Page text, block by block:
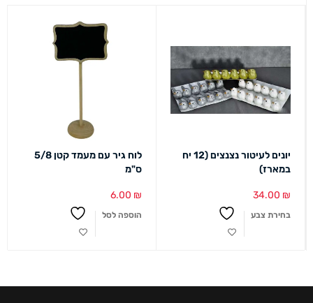
יונים לעיטור נצנצים (12 יח
במארז)
34.00 ₪
בחירת צבע
לוח גיר עם מעמד קטן 5/8
ס"מ
6.00 ₪
הוספה לסל